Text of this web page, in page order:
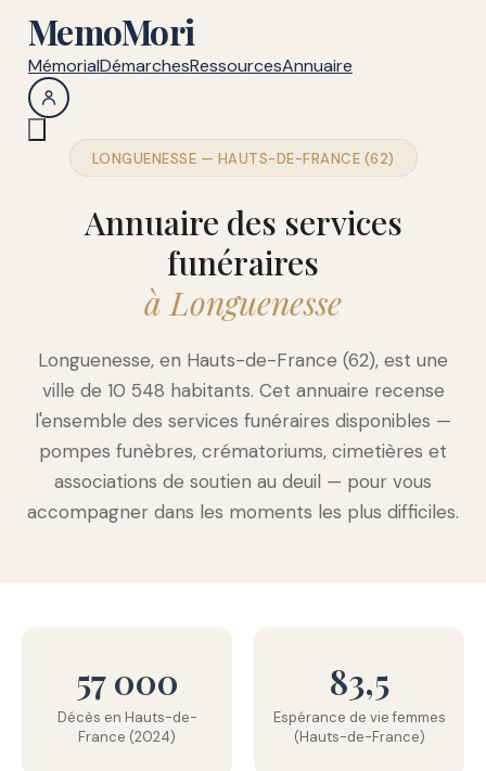
MemoMori
MémorialDémarchesRessourcesAnnuaire
LONGUENESSE — HAUTS-DE-FRANCE (62)
Annuaire des services
funéraires
à Longuenesse
Longuenesse, en Hauts-de-France (62), est une
ville de 10 548 habitants. Cet annuaire recense
l'ensemble des services funéraires disponibles —
pompes funèbres, crématoriums, cimetières et
associations de soutien au deuil — pour vous
accompagner dans les moments les plus difficiles.
57 000
Décès en Hauts-de-
France (2024)
83,5
Espérance de vie femmes
(Hauts-de-France)